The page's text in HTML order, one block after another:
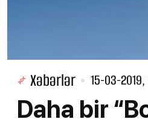
Xəbərlər 15-03-
Daha bir